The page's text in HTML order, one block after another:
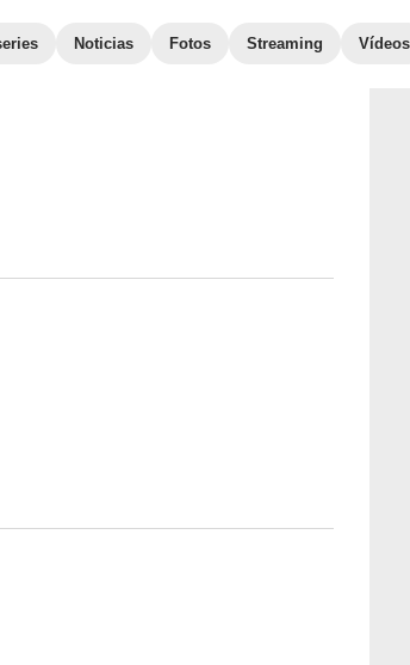
Noticias Fotos Streaming Vídeos